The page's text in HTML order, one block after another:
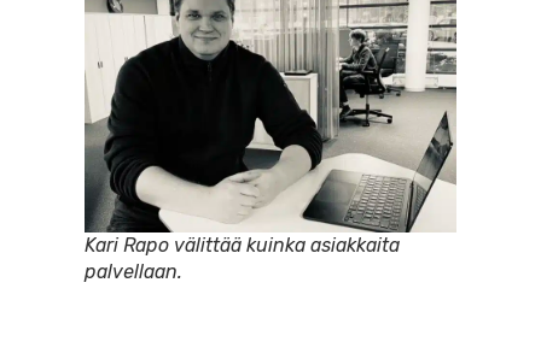
Kari Rapo välittää kuinka asiakkaita
palvellaan.